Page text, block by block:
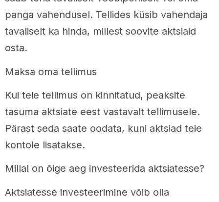
panga vahendusel. Tellides küsib vahendaja
tavaliselt ka hinda, millest soovite aktsiaid
osta.
Maksa oma tellimus
Kui teie tellimus on kinnitatud, peaksite
tasuma aktsiate eest vastavalt tellimusele.
Pärast seda saate oodata, kuni aktsiad teie
kontole lisatakse.
Millal on õige aeg investeerida aktsiatesse?
Aktsiatesse investeerimine võib olla